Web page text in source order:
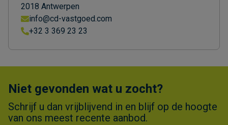
2018 Antwerpen
info@cd-vastgoed.com
+32 3 369 23 23
Niet gevonden wat u zocht?
Schrijf u dan vrijblijvend in en blijf op de hoogte
van ons meest recente aanbod.